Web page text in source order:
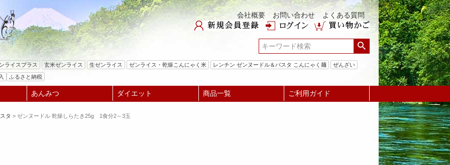
会社概要 お問い合わせ よくある質問
検索
ライスプラス 玄米ゼンライス 生ゼンライス ゼンライス・乾燥こんにゃく米 レンチン ゼンヌードル＆パスタ こんにゃく麺
ぜんざい
ふるさと納税
あんみつ ダイエット 商品一覧 ご利用ガイド
タ ゼンヌードル 乾燥しらたき25g 1食分2～3玉